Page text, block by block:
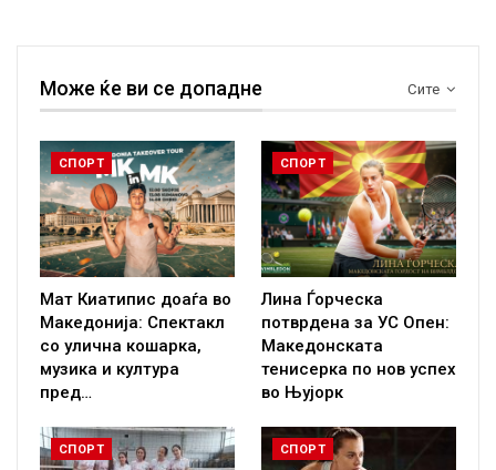
Сите
Може ќе ви се допадне
СПОРТ
Мат Киатипис доаѓа во
Македонија: Спектакл
со улична кошарка,
музика и култура
пред…
СПОРТ
Лина Ѓорческа
потврдена за УС Опен:
Македонската
тенисерка по нов успех
во Њујорк
СПОРТ СПОРТ